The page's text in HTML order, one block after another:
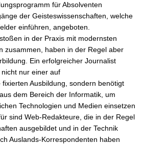
für Absolventen
der Geisteswissenschaften, welche
einführen, angeboten.
in der Praxis mit modernsten
zusammen, haben in der Regel aber
Ein erfolgreicher Journalist
nur einer auf
Ausbildung, sondern benötigt
dem Bereich der Informatik, um
Technologien und Medien einsetzen
sind Web-Redakteure, die in der Regel
ausgebildet und in der Technik
Auslands-Korrespondenten haben